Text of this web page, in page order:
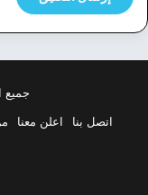
جميع
اتصل بنا
اعلن معنا